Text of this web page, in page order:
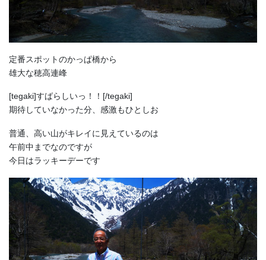
定番スポットのかっぱ橋から
雄大な穂高連峰
[tegaki]すばらしいっ！！[/tegaki]
期待していなかった分、感激もひとしお
普通、高い山がキレイに見えているのは
午前中までなのですが
今日はラッキーデーです